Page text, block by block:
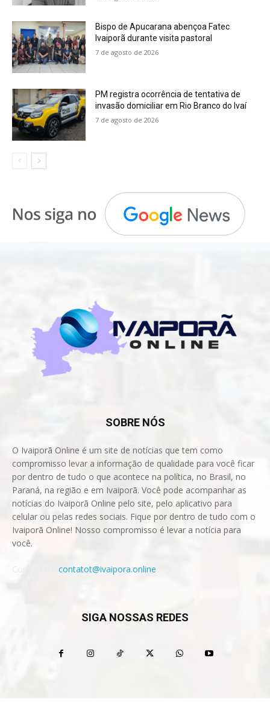
Bispo de Apucarana abençoa Fatec
Ivaiporã durante visita pastoral
7 de agosto de 2026
PM registra ocorrência de tentativa de
invasão domiciliar em Rio Branco do Ivaí
7 de agosto de 2026
SOBRE NÓS
O Ivaiporã Online é um site de notícias que tem como
compromisso levar a informação de qualidade para você ficar
por dentro de tudo o que acontece na política, no Brasil, no
Paraná, na região e em Ivaiporã. Você pode acompanhar as
notícias do Ivaiporã Online pelo site, pelo aplicativo para
celular ou pelas redes sociais. Fique por dentro de tudo com o
Ivaiporã Online! Nosso compromisso é levar a notícia para
você.
contatot@ivaipora.online
SIGA NOSSAS REDES